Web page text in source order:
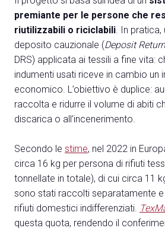
premiante per le persone che
riutilizzabili o riciclabili. In pratica,
deposito cauzionale (Deposit
DRS) applicata ai tessili a fine vita:
indumenti usati riceve in cambio un
economico. L’obiettivo è duplice:
raccolta e ridurre il volume di abiti
discarica o all’incenerimento.
Secondo le stime, nel 2022 in
circa 16 kg per persona di rifiuti
tonnellate in totale), di cui circa 11
sono stati raccolti separatamente
rifiuti domestici indifferenziati.
questa quota, rendendo il